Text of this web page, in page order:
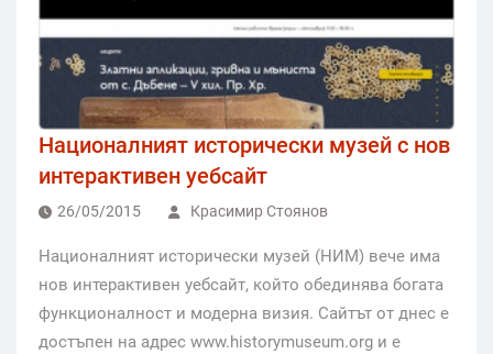
Националният исторически музей с нов
интерактивен уебсайт
26/05/2015 Красимир Стоянов
Националният исторически музей (НИМ) вече има
нов интерактивен уебсайт, който обединява богата
функционалност и модерна визия. Сайтът от днес е
достъпен на адрес www.historymuseum.org и е